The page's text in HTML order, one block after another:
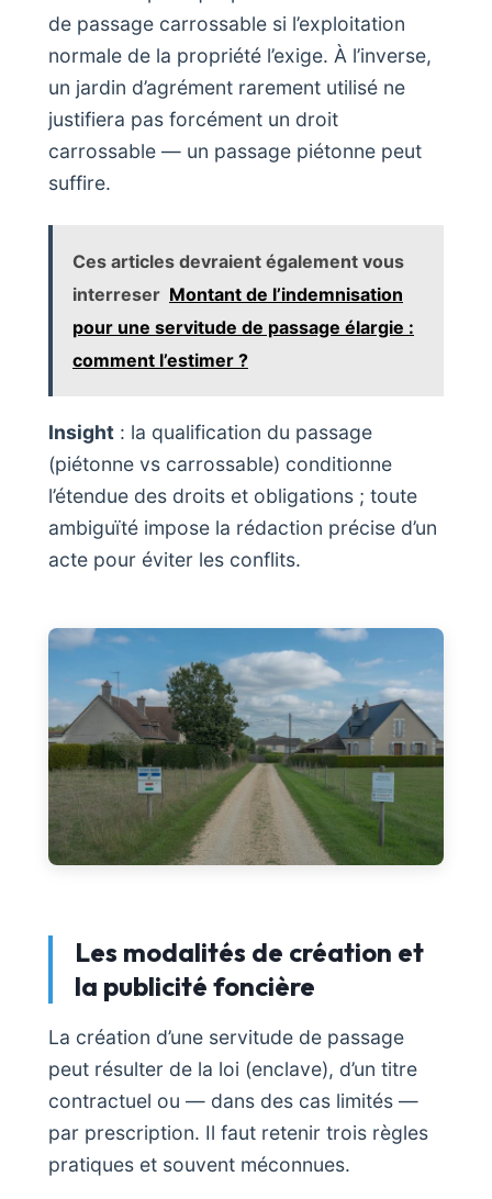
de passage carrossable si l’exploitation
normale de la propriété l’exige. À l’inverse,
un jardin d’agrément rarement utilisé ne
justifiera pas forcément un droit
carrossable — un passage piétonne peut
suffire.
Ces articles devraient également vous
interreser Montant de l’indemnisation
pour une servitude de passage élargie :
comment l’estimer ?
Insight : la qualification du passage
(piétonne vs carrossable) conditionne
l’étendue des droits et obligations ; toute
ambiguïté impose la rédaction précise d’un
acte pour éviter les conflits.
Les modalités de création et
la publicité foncière
La création d’une servitude de passage
peut résulter de la loi (enclave), d’un titre
contractuel ou — dans des cas limités —
par prescription. Il faut retenir trois règles
pratiques et souvent méconnues.